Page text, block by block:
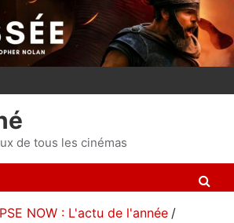
de tous les cinémas
NOW : L'actu de l'année